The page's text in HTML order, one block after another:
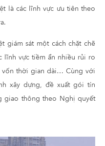
là các lĩnh vực ưu tiên theo
giám sát một cách chặt chẽ
lĩnh vực tiềm ẩn nhiều rủi ro
vốn thời gian dài… Cùng với
xây dựng, đề xuất gói tín
giao thông theo Nghị quyết